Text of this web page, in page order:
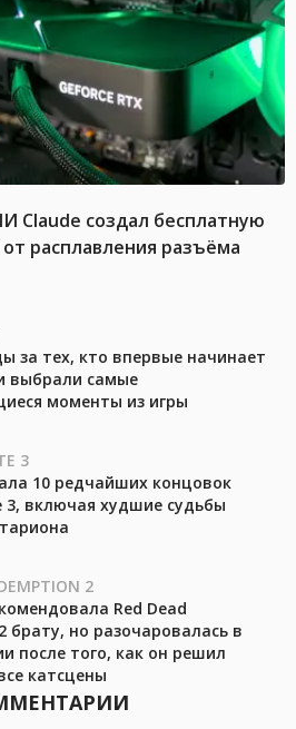
Claude создал бесплатную
расплавления разъёма
за тех, кто впервые начинает
выбрали самые
моменты из игры
3
10 редчайших концовок
3, включая худшие судьбы
2
Red Dead
брату, но разочаровалась в
после того, как он решил
катсцены